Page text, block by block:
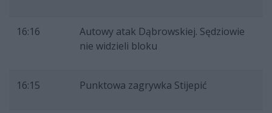
16:16
Autowy atak Dąbrowskiej. Sędziowie
nie widzieli bloku
16:15 Punktowa zagrywka Stijepić